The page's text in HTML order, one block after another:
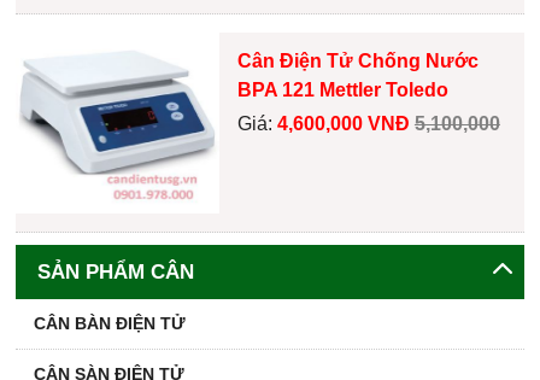
Cân Điện Tử Chống Nước
BPA 121 Mettler Toledo
Giá: 4,600,000 VNĐ 5,100,000
SẢN PHẨM CÂN
CÂN BÀN ĐIỆN TỬ
CÂN SÀN ĐIỆN TỬ